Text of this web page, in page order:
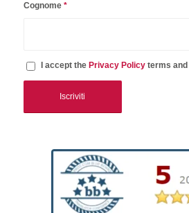
Cognome *
I accept the Privacy Policyterms and